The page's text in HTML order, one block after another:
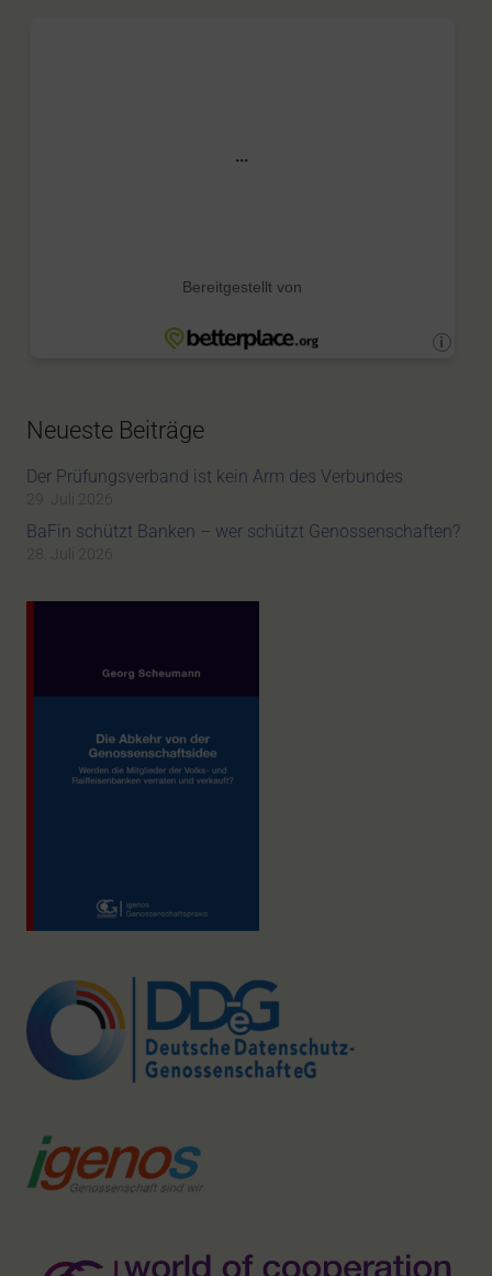
Neueste Beiträge
Der Prüfungsverband ist kein Arm des Verbundes
29. Juli 2026
BaFin schützt Banken – wer schützt Genossenschaften?
28. Juli 2026